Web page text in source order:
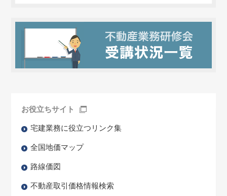
お役立ちサイト
宅建業務に役立つリンク集
全国地価マップ
路線価図
不動産取引価格情報検索